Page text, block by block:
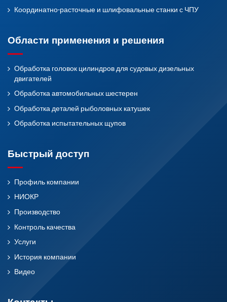
Координатно-расточные и шлифовальные станки с ЧПУ
Области применения и решения
Обработка головок цилиндров для судовых дизельных
двигателей
Обработка автомобильных шестерен
Обработка деталей рыболовных катушек
Обработка испытательных щупов
Быстрый доступ
Профиль компании
НИОКР
Производство
Контроль качества
Услуги
История компании
Видео